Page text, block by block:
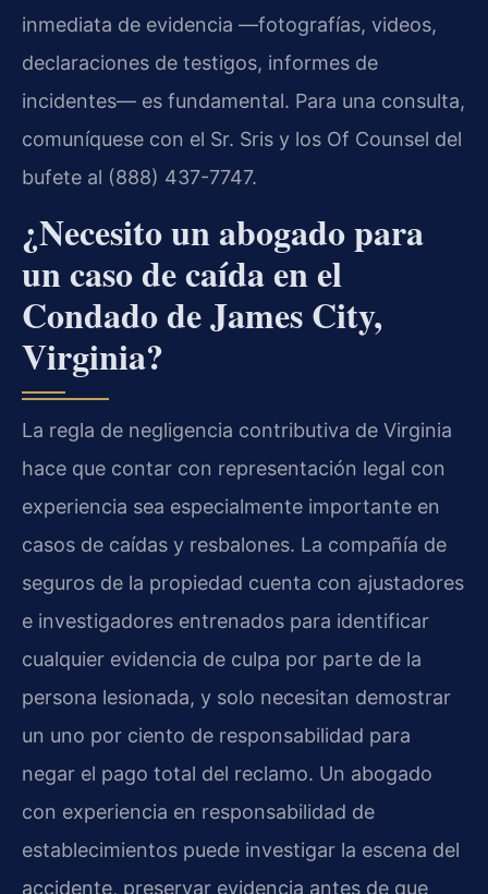
inmediata de evidencia —fotografías, videos,
declaraciones de testigos, informes de
incidentes— es fundamental. Para una consulta,
comuníquese con el Sr. Sris y los Of Counsel del
bufete al (888) 437-7747.
¿Necesito un abogado para
un caso de caída en el
Condado de James City,
Virginia?
La regla de negligencia contributiva de Virginia
hace que contar con representación legal con
experiencia sea especialmente importante en
casos de caídas y resbalones. La compañía de
seguros de la propiedad cuenta con ajustadores
e investigadores entrenados para identificar
cualquier evidencia de culpa por parte de la
persona lesionada, y solo necesitan demostrar
un uno por ciento de responsabilidad para
negar el pago total del reclamo. Un abogado
con experiencia en responsabilidad de
establecimientos puede investigar la escena del
accidente, preservar evidencia antes de que